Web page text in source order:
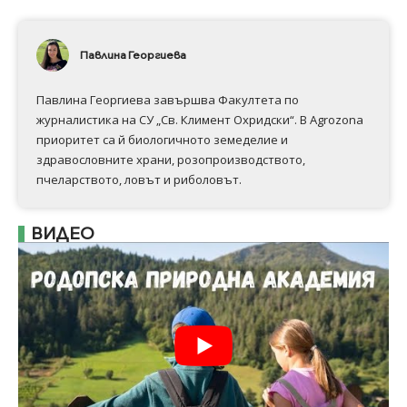
Павлина Георгиева
Павлина Георгиева завършва Факултета по
журналистика на СУ „Св. Климент Охридски“. В Аgrozona
приоритет са й биологичното земеделие и
здравословните храни, розопроизводството,
пчеларството, ловът и риболовът.
ВИДЕО